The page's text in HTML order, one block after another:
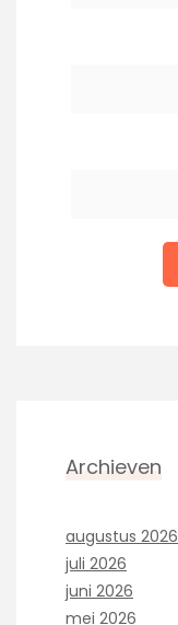
Archieven
augustus 2026
juli 2026
juni 2026
mei 2026